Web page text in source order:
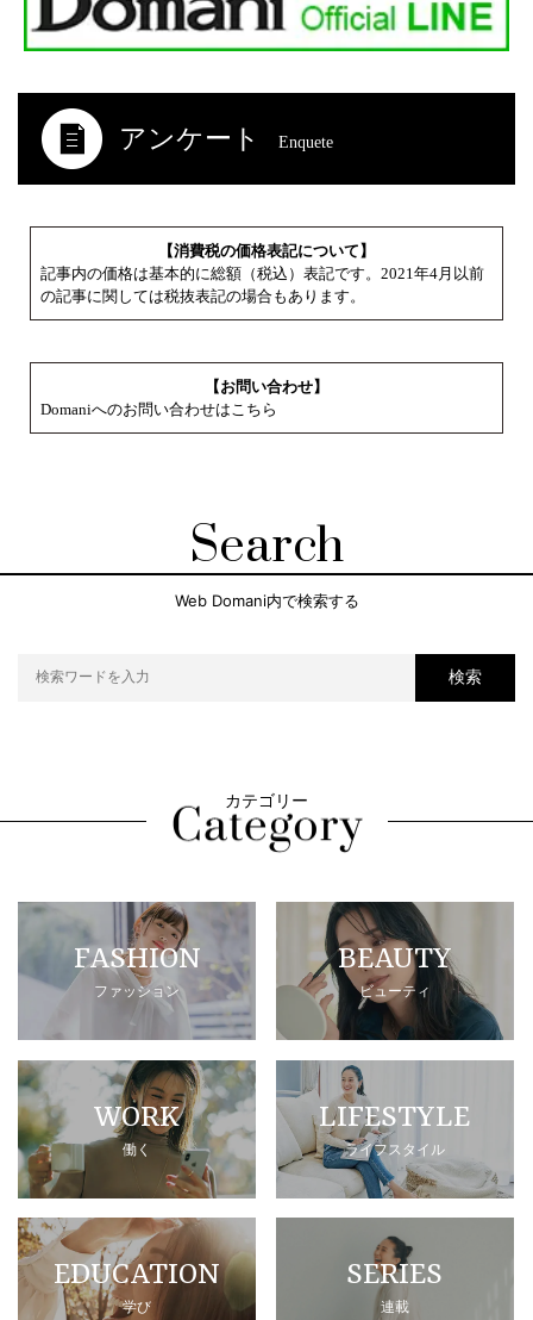
アンケート Enquete
【消費税の価格表記について】
記事内の価格は基本的に総額（税込）表記です。2021年4月以前
の記事に関しては税抜表記の場合もあります。
【お問い合わせ】
Domaniへのお問い合わせはこちら
Search
Web Domani内で検索する
検索
カテゴリー
FASHION
ファッション
BEAUTY
ビューティ
WORK
働く
LIFESTYLE
ライフスタイル
EDUCATION
学び
SERIES
連載